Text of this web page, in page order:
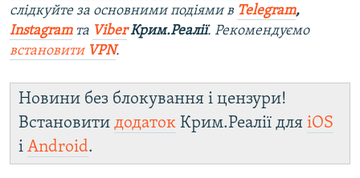
слідкуйте за основними подіями в Telegram,
Instagramта ViberКрим.Реалії. Рекомендуємо
встановити VPN.
Новини без блокування і цензури!
Встановити додаток Крим.Реалії для iOS
і Android.